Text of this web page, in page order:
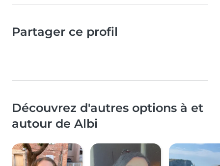
Partager ce profil
Découvrez d'autres options à et
autour de Albi